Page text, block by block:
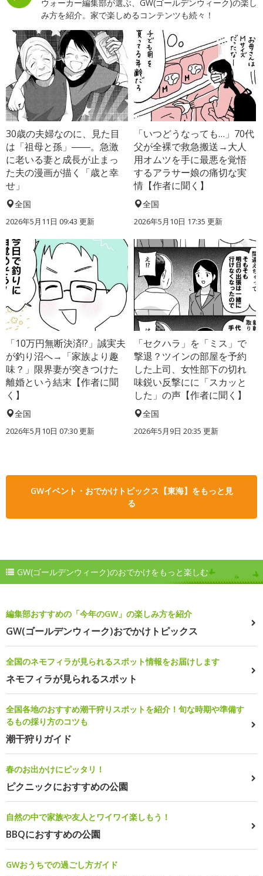
ウォーカー編集部が選ぶ、GW(ゴールデンウィーク)の楽し
み方を紹介。家で楽しめるコンテンツも続々！
30歳の夫婦なのに、見た目
は「祖母と孫」――。急激
に老いる妻と成長が止まっ
た夫の漫画が描く「歳と幸
せ」
全国
2026年5月11日 09:43 更新
「いつどうなっても…」70代
父が全裸で救急搬送→大人
用オムツを手に最悪を覚悟
するアラサー娘の痛切な実
情【作者に聞く】
全国
2026年5月10日 17:35 更新
「10万円無断決済!?」誠実夫
が釣り沼へ→「家族より趣
味？」限界妻が突きつけた
離婚という結末【作者に聞
く】
全国
2026年5月10日 07:30 更新
「セクハラ」を「ミス」で
撃退？ツインの部屋を予約
した上司、女性部下の切れ
味鋭い反撃にに「スカッと
した」の声【作者に聞く】
全国
2026年5月9日 20:35 更新
GWイベント・おでかけトピックス【東海】をもっと見
る
GW(ゴールデンウィーク)のおでかけをもっと楽しむ
編集部おすすめの「今年のGW」の楽しみ方を紹介
GW(ゴールデンウィーク)おでかけトピックス
全国のネモフィラが見られるスポット情報をお届けします
ネモフィラが見られるスポット
全国各地のおすすめ潮干狩りスポットを紹介！旬な時期や準備す
るもの採り方のコツも
潮干狩りガイド
春のお出かけにピッタリ！
ピクニックにおすすめの公園
自然の中で家族や友人とワイワイ楽しもう！
BBQにおすすめの公園
GWおうちでの過ごし方ガイド